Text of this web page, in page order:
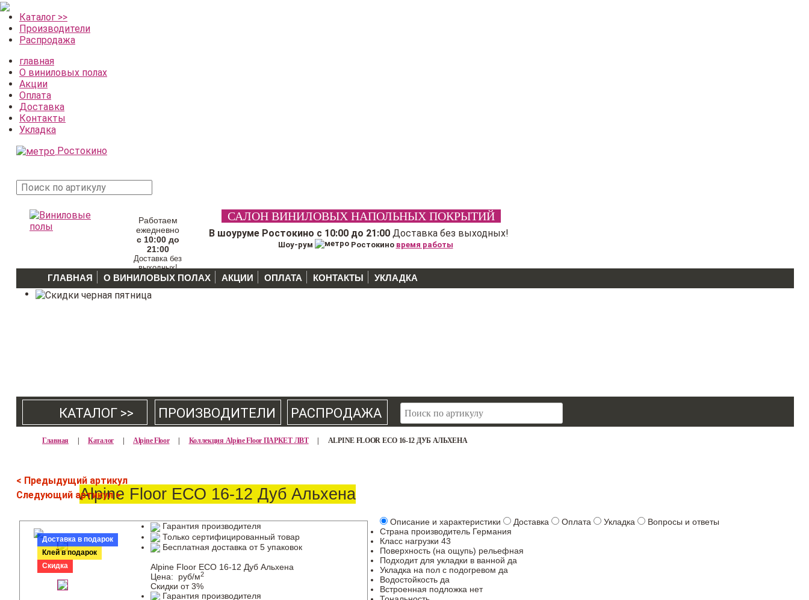
Каталог >>
Производители
Распродажа
главная
О виниловых полах
Акции
Оплата
Доставка
Контакты
Укладка
Ростокино
товара
Работаем
ежедневно
с 10:00 до
21:00
Доставка без
выходных!
САЛОН ВИНИЛОВЫХ НАПОЛЬНЫХ ПОКРЫТИЙ
В шоуруме Ростокино с 10:00 до 21:00 Доставка без выходных!
Шоу-рум Ростокино время работы
ГЛАВНАЯ О ВИНИЛОВЫХ ПОЛАХ АКЦИИ ОПЛАТА КОНТАКТЫ УКЛАДКА
КАТАЛОГ >> ПРОИЗВОДИТЕЛИ РАСПРОДАЖА
поиск
Главная Каталог Alpine Floor Коллекция Alpine Floor ПАРКЕТ ЛВТ ALPINE FLOOR ЕСО 16-12 ДУБ АЛЬХЕНА
< Предыдущий артикул
Следующий артикул >Alpine Floor ЕСО 16-12 Дуб Альхена
Доставка в подарок
Клей в подарок
Скидка
Гарантия производителя
Только сертифицированный товар
Бесплатная доставка от 5 упаковок
Alpine Floor ЕСО 16-12 Дуб Альхена
Цена:
руб/м2
Скидки от 3%
Гарантия производителя
Описание и характеристики Доставка Оплата Укладка
Вопросы и ответы
Страна производитель Германия
Класс нагрузки 43
Поверхность (на ощупь) рельефная
Подходит для укладки в ванной да
Укладка на пол c подогревом да
Водостойкость да
Встроенная подложка нет